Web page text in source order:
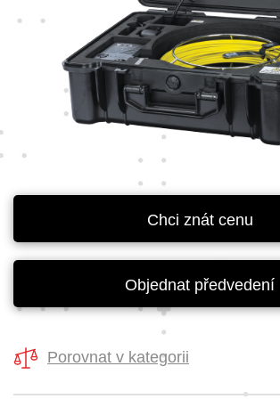
Chci znát cenu
Objednat předvedení
Porovnat v kategorii